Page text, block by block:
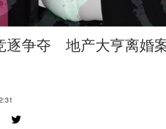
逐争夺 地产大亨离婚